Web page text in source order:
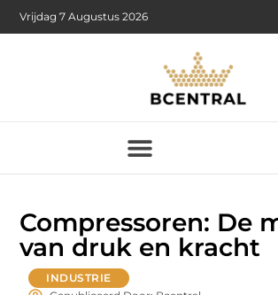
Vrijdag 7 Augustus 2026
Compressoren: De
van druk en kracht
INDUSTRIE